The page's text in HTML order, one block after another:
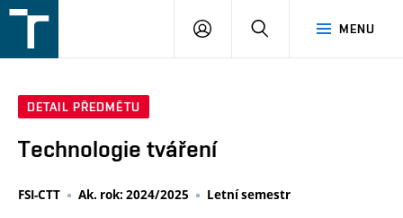
v
MENU
PŘIHLÁŠENÍ
DETAIL PŘEDMĚTU
Technologie tváření
FSI-CTT Ak. rok: 2024/2025 Letní semestr